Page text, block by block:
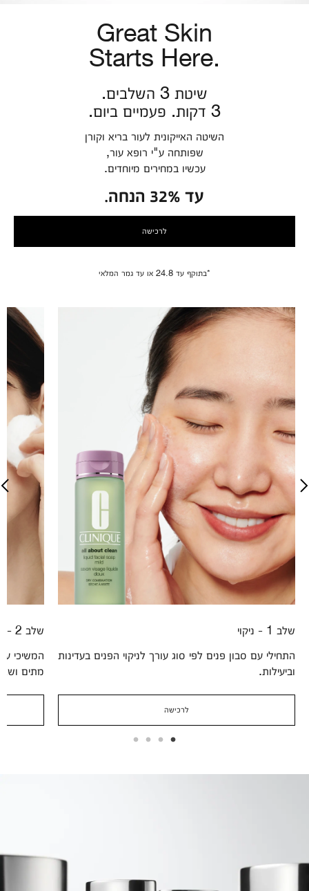
Great Skin
Starts Here.
שיטת 3 השלבים.
3 דקות. פעמיים ביום.
השיטה האייקונית לעור בריא וקורן
שפותחה ע"י רופא עור,
עכשיו במחירים מיוחדים.
עד 32% הנחה.
לרכישה
*בתוקף עד 24.8 או עד גמר המלאי
שלב 1 - ניקוי
התחילי עם סבון פנים לפי סוג עורך לניקוי הפנים בעדינות
וביעילות.
לרכישה
שלב 2 - הסרה
המשיכי
מתים